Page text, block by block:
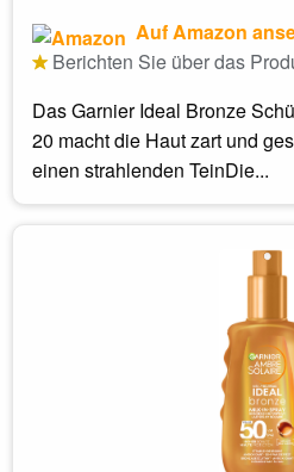
Auf Amazon
Berichten Sie über das
Das Garnier Ideal Bronze
20 macht die Haut zart und
einen strahlenden TeinDie...